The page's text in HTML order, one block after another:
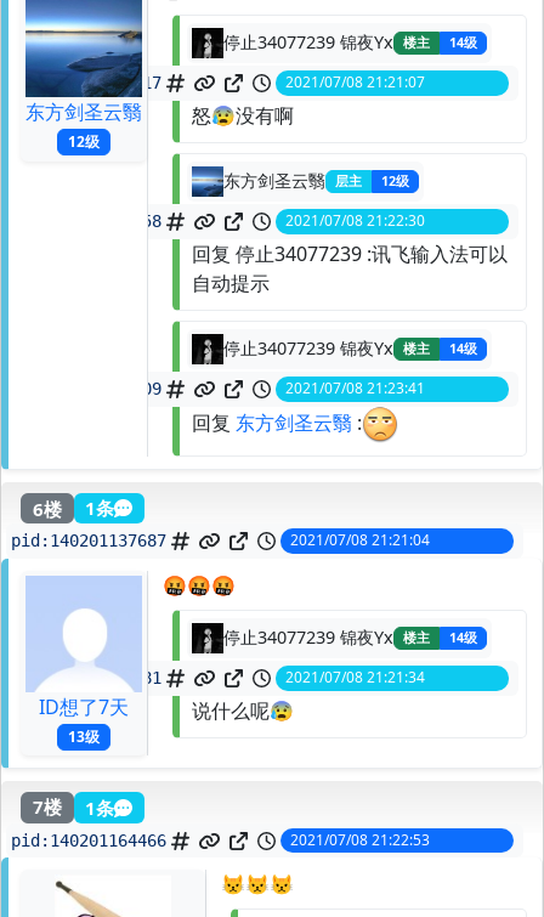
东方剑圣云翳
12级
停止34077239 锦夜Yx 楼主 14级
140201138417 2021/07/08 21:21:07
怒😰没有啊
东方剑圣云翳 层主 12级
140201158858 2021/07/08 21:22:30
回复 停止34077239 :讯飞输入法可以
自动提示
停止34077239 锦夜Yx 楼主 14级
140201176509 2021/07/08 21:23:41
回复 东方剑圣云翳 :
6楼 1条
pid: 140201137687 2021/07/08 21:21:04
ID想了7天
13级
🤬🤬🤬
停止34077239 锦夜Yx 楼主 14级
140201145181 2021/07/08 21:21:34
说什么呢😰
7楼 1条
pid: 140201164466 2021/07/08 21:22:53
😾😾😾